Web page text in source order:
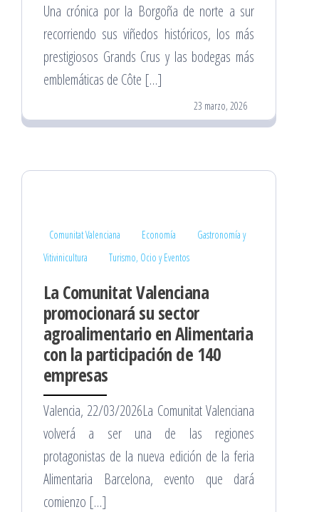
Una crónica por la Borgoña de norte a sur
recorriendo sus viñedos históricos, los más
prestigiosos Grands Crus y las bodegas más
emblemáticas de Côte […]
23 marzo, 2026
Comunitat Valenciana Economía
Gastronomía y
Vitivinicultura
Turismo, Ocio y Eventos
La Comunitat Valenciana
promocionará su sector
agroalimentario en Alimentaria
con la participación de 140
empresas
Valencia, 22/03/2026La Comunitat Valenciana
volverá a ser una de las regiones
protagonistas de la nueva edición de la feria
Alimentaria Barcelona, evento que dará
comienzo […]